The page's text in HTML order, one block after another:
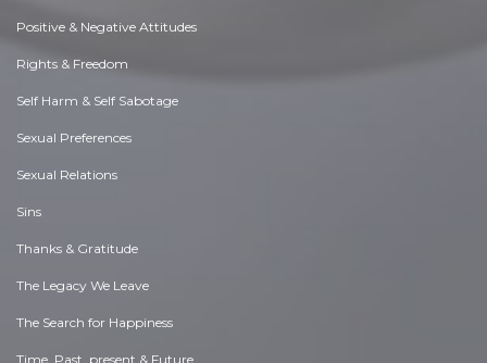
Positive & Negative Attitudes
Rights & Freedom
Self Harm & Self Sabotage
Sexual Preferences
Sexual Relations
Sins
Thanks & Gratitude
The Legacy We Leave
The Search for Happiness
Time. Past, present & Future